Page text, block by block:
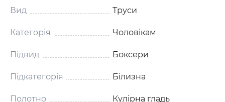
Вид Труси
Категорія Чоловікам
Підвид Боксери
Підкатегорія Білизна
Полотно Кулірна гладь